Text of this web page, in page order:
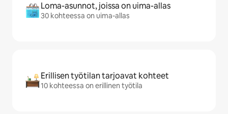
Loma-asunnot, joissa on uima-allas
30 kohteessa on uima-allas
Erillisen työtilan tarjoavat kohteet
10 kohteessa on erillinen työtila